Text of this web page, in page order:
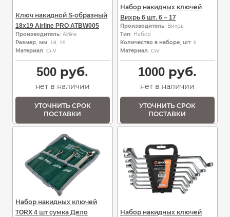
Ключ накидной S-образный
18х19 Airline PRO ATBW005
Производитель: Airline
Размер, мм: 18, 19
Материал: Cr-V
500 руб.
нет в наличии
УТОЧНИТЬ СРОК
ПОСТАВКИ
Набор накидных ключей
Вихрь 6 шт. 6 – 17
Производитель: Вихрь
Тип: Набор
Количество в наборе, шт: 6
Материал: CrV
1000руб.
нет в наличии
УТОЧНИТЬ СРОК
ПОСТАВКИ
Набор накидных ключей
TORX 4 шт сумка Дело
Набор накидных ключей